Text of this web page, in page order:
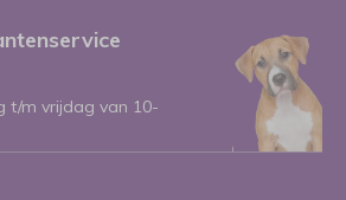
t/m vrijdag van 10-